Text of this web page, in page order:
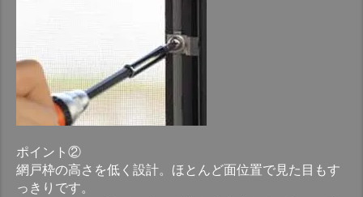
ポイント②
網戸枠の高さを低く設計。ほとんど面位置で見た目もす
っきりです。